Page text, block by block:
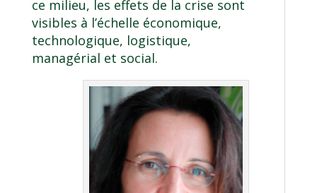
ce milieu, les effets de la crise sont
visibles à l’échelle économique,
technologique, logistique,
managérial et social.